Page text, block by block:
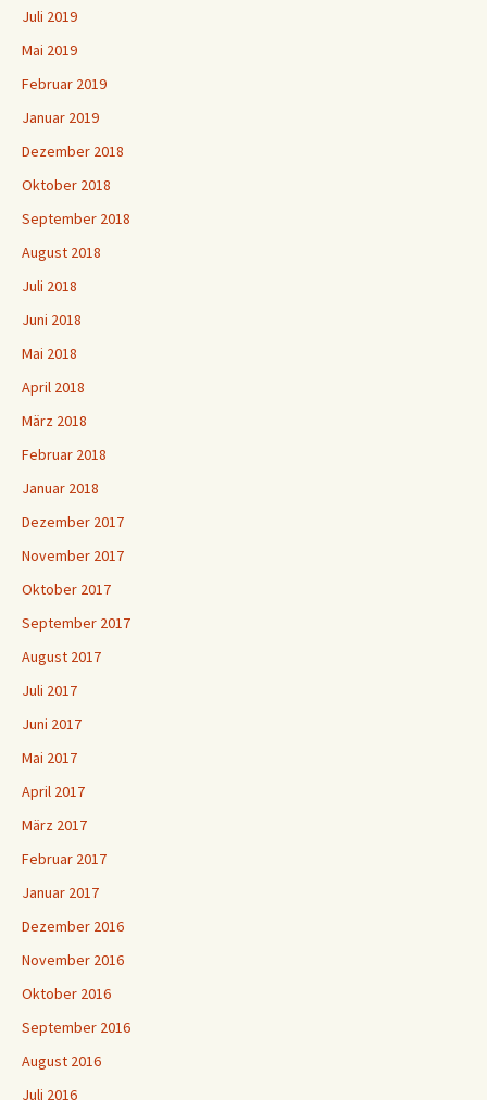
Juli 2019
Mai 2019
Februar 2019
Januar 2019
Dezember 2018
Oktober 2018
September 2018
August 2018
Juli 2018
Juni 2018
Mai 2018
April 2018
März 2018
Februar 2018
Januar 2018
Dezember 2017
November 2017
Oktober 2017
September 2017
August 2017
Juli 2017
Juni 2017
Mai 2017
April 2017
März 2017
Februar 2017
Januar 2017
Dezember 2016
November 2016
Oktober 2016
September 2016
August 2016
Juli 2016